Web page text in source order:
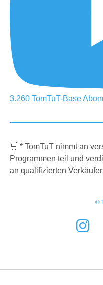
3.260 TomTuT-Base
🛒 * TomTuT nimmt an
Programmen teil und
an qualifizierten
©